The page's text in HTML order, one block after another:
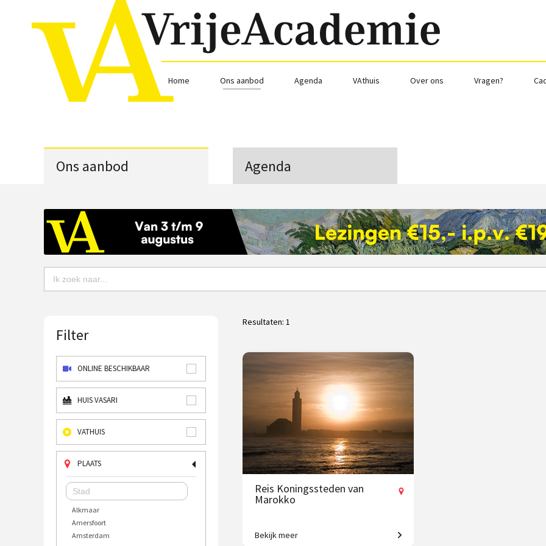
Home Ons aanbod Agenda VAthuis Over ons Vragen?
Ons aanbod Agenda
Filter
ONLINE BESCHIKBAAR
HUIS VASARI
VATHUIS
PLAATS
Alkmaar
Amersfoort
Amsterdam
Resultaten: 1
Reis Koningssteden van
Marokko
9-daagse vliegreis o.l.v. Krzysztof
Bekijk meer